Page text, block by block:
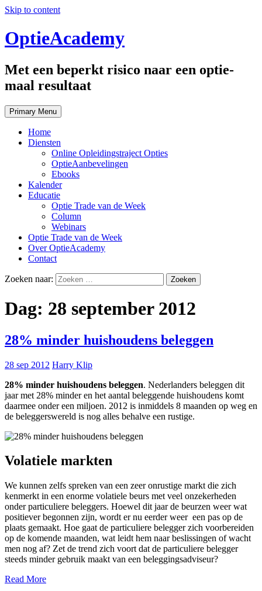
Skip to content
OptieAcademy
Met een beperkt risico naar een optie-
maal resultaat
Primary Menu
Home
Diensten
Online Opleidingstraject Opties
OptieAanbevelingen
Ebooks
Kalender
Educatie
Optie Trade van de Week
Column
Webinars
Optie Trade van de Week
Over OptieAcademy
Contact
Zoeken naar:
Dag: 28 september 2012
28% minder huishoudens beleggen
28 sep 2012 Harry Klip
28% minder huishoudens beleggen. Nederlanders beleggen dit
jaar met 28% minder en het aantal beleggende huishoudens komt
daarmee onder een miljoen. 2012 is inmiddels 8 maanden op weg en
de beleggerswereld is nog alles behalve een rustige.
Volatiele markten
We kunnen zelfs spreken van een zeer onrustige markt die zich
kenmerkt in een enorme volatiele beurs met veel onzekerheden
onder particuliere beleggers. Hoewel dit jaar de beurzen weer wat
positiever begonnen zijn, wordt er nu eerder weer een pas op de
plaats gemaakt. Hoe gaat de particuliere belegger zich voorbereiden
op de komende maanden, wat leidt hem naar beslissingen of wacht
men nog af? Zet de trend zich voort dat de particuliere belegger
steeds minder gebruik maakt van een beleggingsadviseur?
Read More